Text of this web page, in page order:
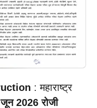
: महाराष्ट्र
2026 रोजी